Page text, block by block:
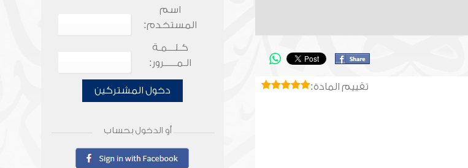
تقييم المادة:
اسم
المستخدم:
كـلـــمـة
الـمـــــرور:
دخول المشتركين
أو الدخول بحساب